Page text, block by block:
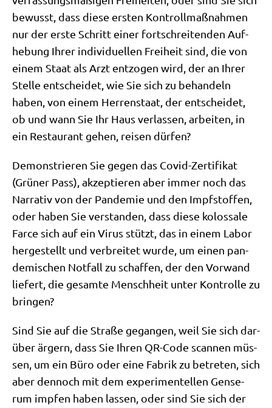
bewusst, dass die­se ersten Kon­troll­maß­nah­men
nur der erste Schritt einer fort­schrei­ten­den Auf­
he­bung Ihrer indi­vi­du­el­len Frei­heit sind, die von
einem Staat als Arzt ent­zo­gen wird, der an Ihrer
Stel­le ent­schei­det, wie Sie sich zu behan­deln
haben, von einem Her­ren­staat, der ent­schei­det,
ob und wann Sie Ihr Haus ver­las­sen, arbei­ten, in
ein Restau­rant gehen, rei­sen dürfen?
Demon­strie­ren Sie gegen das Covid-Zer­ti­fi­kat
(Grü­ner Pass), akzep­tie­ren aber immer noch das
Nar­ra­tiv von der Pan­de­mie und den Impf­stof­fen,
oder haben Sie ver­stan­den, dass die­se kolos­sa­le
Far­ce sich auf ein Virus stützt, das in einem Labor
her­ge­stellt und ver­brei­tet wur­de, um einen pan­
de­mi­schen Not­fall zu schaf­fen, der den Vor­wand
lie­fert, die gesam­te Mensch­heit unter Kon­trol­le zu
bringen?
Sind Sie auf die Stra­ße gegan­gen, weil Sie sich dar­
über ärgern, dass Sie Ihren QR-Code scan­nen müs­
sen, um ein Büro oder eine Fabrik zu betre­ten, sich
aber den­noch mit dem expe­ri­men­tel­len Gen­se­
rum imp­fen haben las­sen, oder sind Sie sich der